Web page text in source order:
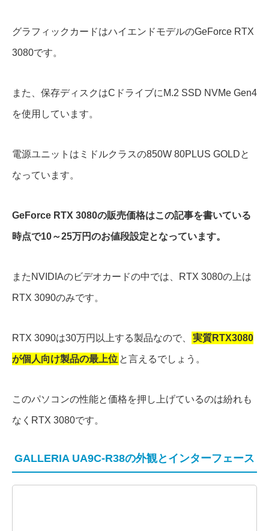
グラフィックカードはハイエンドモデルのGeForce RTX
3080です。
また、保存ディスクはCドライブにM.2 SSD NVMe Gen4
を使用しています。
電源ユニットはミドルクラスの850W 80PLUS GOLDと
なっています。
GeForce RTX 3080の販売価格はこの記事を書いている
時点で10～25万円のお値段設定となっています。
またNVIDIAのビデオカードの中では、RTX 3080の上は
RTX 3090のみです。
RTX 3090は30万円以上する製品なので、 実質RTX3080
が個人向け製品の最上位 と言えるでしょう。
このパソコンの性能と価格を押し上げているのは紛れも
なくRTX 3080です。
GALLERIA UA9C-R38の外観とインターフェース